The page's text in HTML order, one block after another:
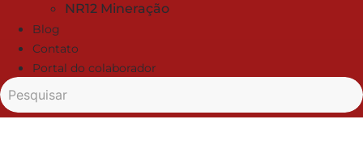
NR12 Mineração
Blog
Contato
Portal do colaborador